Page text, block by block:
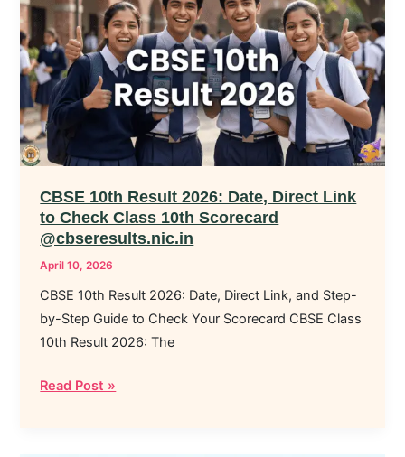
CBSE 10th Result 2026: Date, Direct Link
to Check Class 10th Scorecard
@cbseresults.nic.in
April 10, 2026
CBSE 10th Result 2026: Date, Direct Link, and Step-
by-Step Guide to Check Your Scorecard CBSE Class
10th Result 2026: The
Result
2026:
Date,
Direct
Link
to
Check
10th
Scorecard
Read Post »